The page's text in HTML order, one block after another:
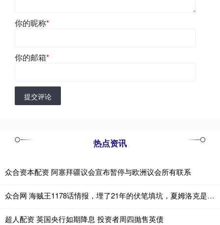
你的昵称*
你的邮箱*
提交评论
热点资讯
众合资本配资 阿塞拜疆议会宣布暂停与欧洲议会所有联系
众合网 海贼王1178话情报，埋了21年的伏笔填坑，夏姆洛克是龙的卧底
超人配资 英国央行如期降息 投资者周四抛售英债